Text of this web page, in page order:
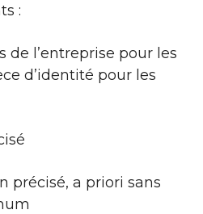
:
de l’entreprise pour les
d’identité pour les
précisé, a priori sans